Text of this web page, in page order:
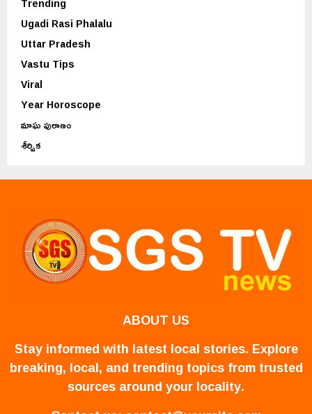
Ugadi Rasi Phalalu
Uttar Pradesh
Vastu Tips
Viral
Year Horoscope
మాఘ పురాణం
శీర్షిక
ABOUT US
Stay informed with latest local stories. Explore
breaking, local, and trending topics from trusted
sources around your locality.